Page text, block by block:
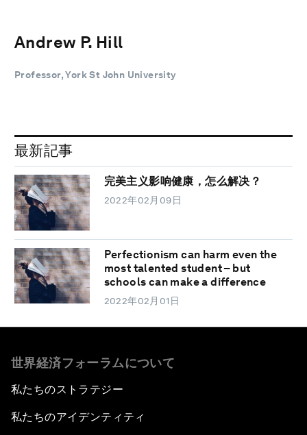
Andrew P. Hill
Professor, York St John University
最新記事
完美主义影响健康，怎么解决？
2022年02月09日
Perfectionism can harm even the
most talented student – but
schools can make a difference
2022年02月01日
世界経済フォーラムについて
私たちのストラテジー
私たちのアイデンティティ